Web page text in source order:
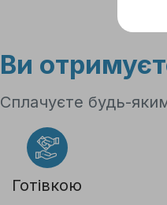
Ви
Сплачуєте будь-
Готівкою